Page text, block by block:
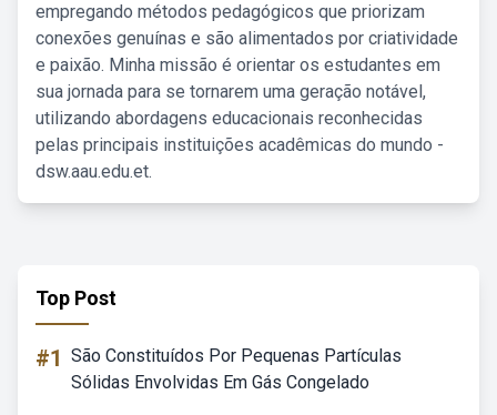
empregando métodos pedagógicos que priorizam
conexões genuínas e são alimentados por criatividade
e paixão. Minha missão é orientar os estudantes em
sua jornada para se tornarem uma geração notável,
utilizando abordagens educacionais reconhecidas
pelas principais instituições acadêmicas do mundo -
dsw.aau.edu.et.
Top Post
#1 São Constituídos Por Pequenas Partículas
Sólidas Envolvidas Em Gás Congelado